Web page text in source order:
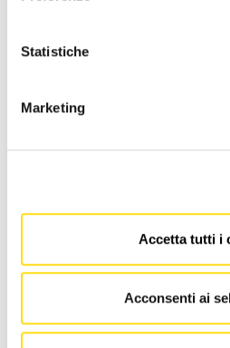
Statistiche
Marketing
Accetta tutti i
Acconsenti ai
Hub di Gorizia: un
sanità territoriale